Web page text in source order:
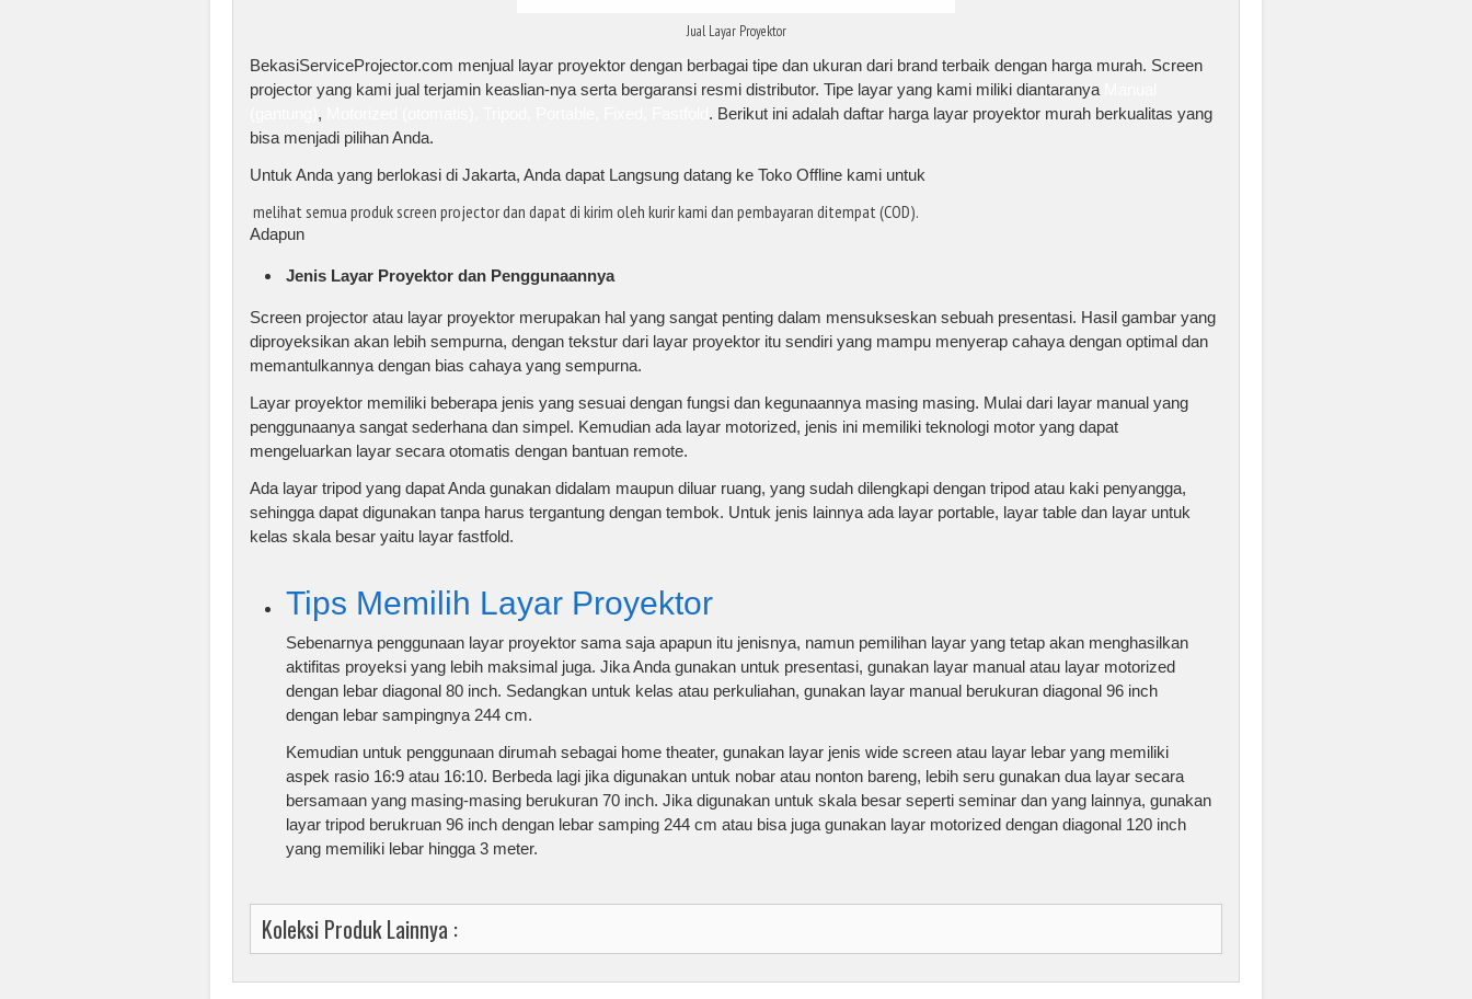
Jual Layar Proyektor
BekasiServiceProjector.com menjual layar proyektor dengan berbagai tipe dan ukuran dari brand terbaik dengan harga murah. Screen
projector yang kami jual terjamin keaslian-nya serta bergaransi resmi distributor. Tipe layar yang kami miliki diantaranya
,
. Berikut ini adalah daftar harga layar proyektor murah berkualitas yang
bisa menjadi pilihan Anda.
Untuk Anda yang berlokasi di Jakarta, Anda dapat Langsung datang ke Toko Offline kami untuk
melihat semua produk screen projector dan dapat di kirim oleh kurir kami dan pembayaran ditempat (COD).
Adapun
Jenis Layar Proyektor dan Penggunaannya
Screen projector atau layar proyektor merupakan hal yang sangat penting dalam mensukseskan sebuah presentasi. Hasil gambar yang
diproyeksikan akan lebih sempurna, dengan tekstur dari layar proyektor itu sendiri yang mampu menyerap cahaya dengan optimal dan
memantulkannya dengan bias cahaya yang sempurna.
Layar proyektor memiliki beberapa jenis yang sesuai dengan fungsi dan kegunaannya masing masing. Mulai dari layar manual yang
penggunaanya sangat sederhana dan simpel. Kemudian ada layar motorized, jenis ini memiliki teknologi motor yang dapat
mengeluarkan layar secara otomatis dengan bantuan remote.
Ada layar tripod yang dapat Anda gunakan didalam maupun diluar ruang, yang sudah dilengkapi dengan tripod atau kaki penyangga,
sehingga dapat digunakan tanpa harus tergantung dengan tembok. Untuk jenis lainnya ada layar portable, layar table dan layar untuk
kelas skala besar yaitu layar fastfold.
Tips Memilih Layar Proyektor
Sebenarnya penggunaan layar proyektor sama saja apapun itu jenisnya, namun pemilihan layar yang tetap akan menghasilkan
aktifitas proyeksi yang lebih maksimal juga. Jika Anda gunakan untuk presentasi, gunakan layar manual atau layar motorized
dengan lebar diagonal 80 inch. Sedangkan untuk kelas atau perkuliahan, gunakan layar manual berukuran diagonal 96 inch
dengan lebar sampingnya 244 cm.
Kemudian untuk penggunaan dirumah sebagai home theater, gunakan layar jenis wide screen atau layar lebar yang memiliki
aspek rasio 16:9 atau 16:10. Berbeda lagi jika digunakan untuk nobar atau nonton bareng, lebih seru gunakan dua layar secara
bersamaan yang masing-masing berukuran 70 inch. Jika digunakan untuk skala besar seperti seminar dan yang lainnya, gunakan
layar tripod berukruan 96 inch dengan lebar samping 244 cm atau bisa juga gunakan layar motorized dengan diagonal 120 inch
yang memiliki lebar hingga 3 meter.
Koleksi Produk Lainnya :